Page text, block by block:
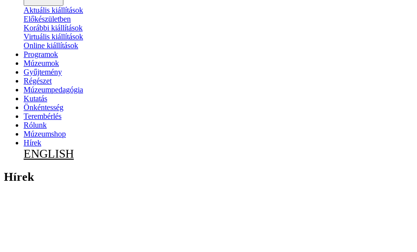
Aktuális kiállítások
Előkészületben
Korábbi kiállítások
Virtuális kiállítások
Online kiállítások
Programok
Múzeumok
Gyűjtemény
Régészet
Múzeumpedagógia
Kutatás
Önkéntesség
Terembérlés
Rólunk
Múzeumshop
Hírek
ENGLISH
Hírek